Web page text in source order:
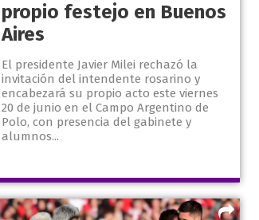
propio festejo en Buenos
Aires
El presidente Javier Milei rechazó la
invitación del intendente rosarino y
encabezará su propio acto este viernes
20 de junio en el Campo Argentino de
Polo, con presencia del gabinete y
alumnos...